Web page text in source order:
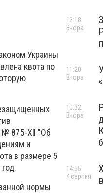
Украины
квота по
№ 875-XII "Об
и
в размере 5
нормы
12:18
Вчора
11:20
Вчора
10:32
Вчора
14:55
4 серпня